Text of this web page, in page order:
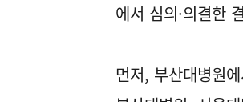
에서 심의·의결한
먼저, 부산대병원